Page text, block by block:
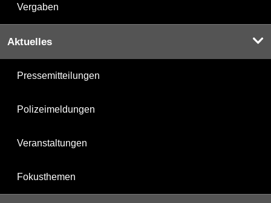
Vergaben
Aktuelles
Pressemitteilungen
Polizeimeldungen
Veranstaltungen
Fokusthemen